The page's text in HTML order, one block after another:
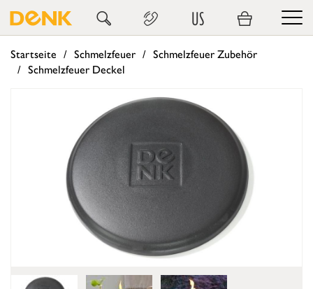
US
Startseite Schmelzfeuer
Schmelzfeuer Zubehör
Schmelzfeuer Deckel